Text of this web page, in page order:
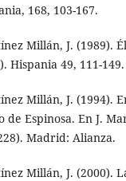
168, 103-167.
Millán, J. (1989).
Hispania 49, 111-149.
Millán, J. (1994).
de Espinosa. En J.
Madrid: Alianza.
Millán, J. (2000).